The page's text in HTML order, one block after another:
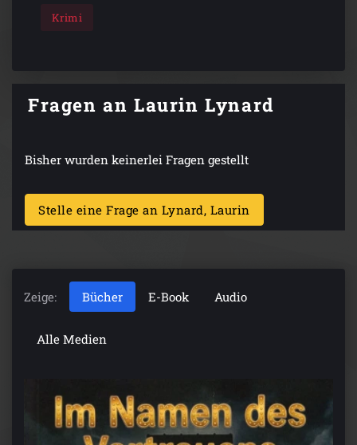
Krimi
Fragen an Laurin Lynard
Bisher wurden keinerlei Fragen gestellt
Stelle eine Frage an Lynard, Laurin
Zeige: Bücher E-Book Audio
Alle Medien